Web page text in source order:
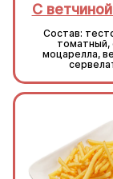
С
Состав:
томатный,
моцарелла,